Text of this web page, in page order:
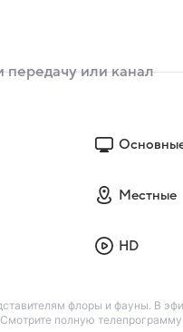
Местные
HD
флоры и фауны. В
полную